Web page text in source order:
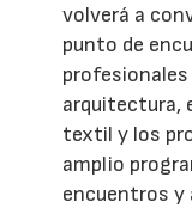
volverá a
punto de
arquitectura,
textil y los
amplio
encuentros y